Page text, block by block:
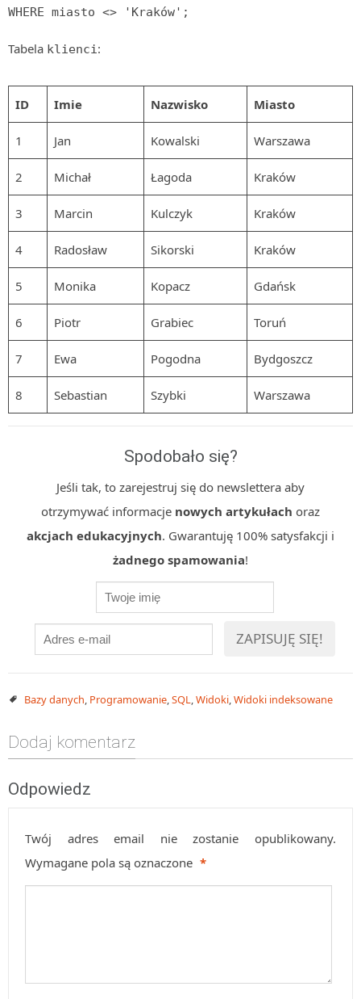
WordPress
Git
SQL
MySQL
SIECI
EXCEL
WYDARZENIA
BIZNES
WHERE miasto <> 'Kraków';
Tabela klienci:
ID Imie Nazwisko Miasto
1 Jan Kowalski Warszawa
2 Michał Łagoda Kraków
3 Marcin Kulczyk Kraków
4 Radosław Sikorski Kraków
5 Monika Kopacz Gdańsk
6 Piotr Grabiec Toruń
7 Ewa Pogodna Bydgoszcz
8 Sebastian Szybki Warszawa
Spodobało się?
Jeśli tak, to zarejestruj się do newslettera aby
otrzymywać informacje nowych artykułach oraz
akcjach edukacyjnych. Gwarantuję 100% satysfakcji i
żadnego spamowania!
Bazy danych, Programowanie,SQL,Widoki,Widoki indeksowane
Dodaj komentarz
Odpowiedz
Twój adres email nie zostanie opublikowany.
Wymagane pola są oznaczone *